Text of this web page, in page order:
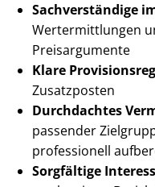
Sachverständige
Wert­ermitt­lun­gen
Preisargumente
Klare
Zusatzposten
Durchdachtes
passender
professionell
Sorgfältige